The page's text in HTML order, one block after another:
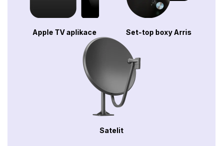
Apple TV aplikace Set-top boxy Arris
Satelit